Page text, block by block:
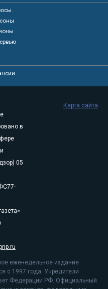
в
05
еженедельное издание
с 1997 года. Учредители
Федерации РФ. Официальный
Карта сайта